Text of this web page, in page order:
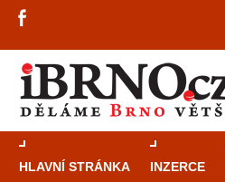
HLAVNÍ STRÁNKA INZERCE